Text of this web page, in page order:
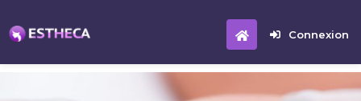
Connexion